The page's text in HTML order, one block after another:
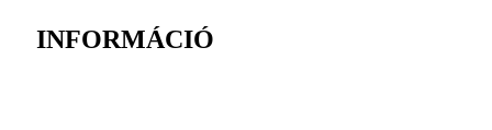
INFORMÁCIÓ